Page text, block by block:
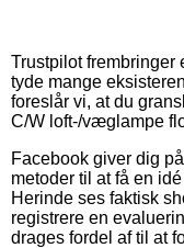
Trustpilot
tyde mange
foreslår vi, at du
C/W loft-/væglampe
Facebook giver dig
metoder til at få en
Herinde ses faktisk
registrere en
drages fordel af til at